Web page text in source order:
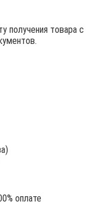
получения товара с
оплате